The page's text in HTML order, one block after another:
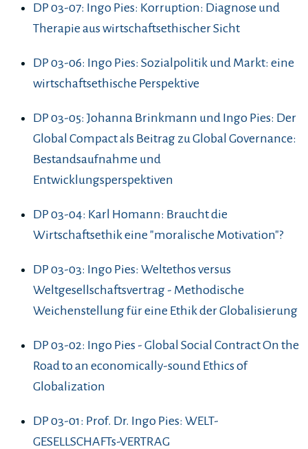
DP 03-07: Ingo Pies: Korruption: Diagnose und
Therapie aus wirtschaftsethischer Sicht
DP 03-06: Ingo Pies: Sozialpolitik und Markt: eine
wirtschaftsethische Perspektive
DP 03-05: Johanna Brinkmann und Ingo Pies: Der
Global Compact als Beitrag zu Global Governance:
Bestandsaufnahme und
Entwicklungsperspektiven
DP 03-04: Karl Homann: Braucht die
Wirtschaftsethik eine "moralische Motivation"?
DP 03-03: Ingo Pies: Weltethos versus
Weltgesellschaftsvertrag - Methodische
Weichenstellung für eine Ethik der Globalisierung
DP 03-02: Ingo Pies - Global Social Contract On the
Road to an economically-sound Ethics of
Globalization
DP 03-01: Prof. Dr. Ingo Pies: WELT-
GESELLSCHAFTs-VERTRAG